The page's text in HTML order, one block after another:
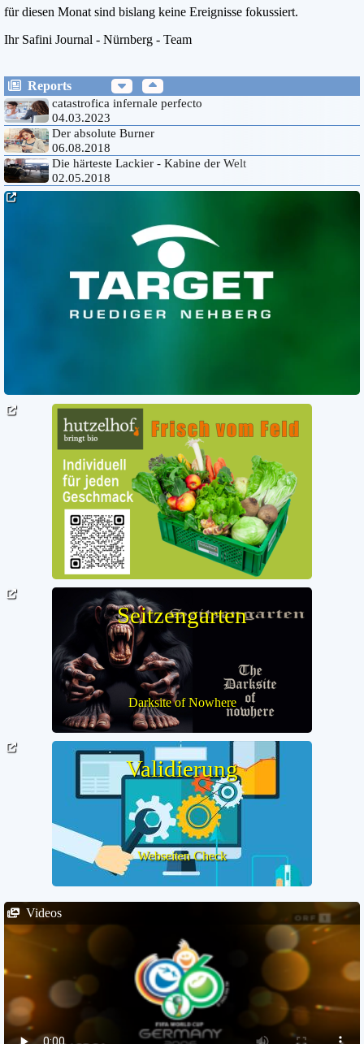
für diesen Monat sind bislang keine Ereignisse fokussiert.
Ihr Safini Journal - Nürnberg - Team
Reports
catastrofica infernale perfecto
04.03.2023
Der absolute Burner
06.08.2018
Die härteste Lackier - Kabine der Welt
02.05.2018
Systemische Farben im Einsatz
Die ideale Textlänge für Inhalte.
Programmierer*innen gesucht
Seitzengarten
Darksite of Nowhere
Validierung
Webseiten Check
Videos